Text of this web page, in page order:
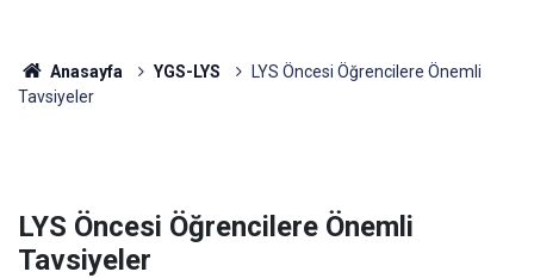
Anasayfa YGS-LYS
LYS Öncesi Öğrencilere Önemli
Tavsiyeler
LYS Öncesi Öğrencilere Önemli
Tavsiyeler